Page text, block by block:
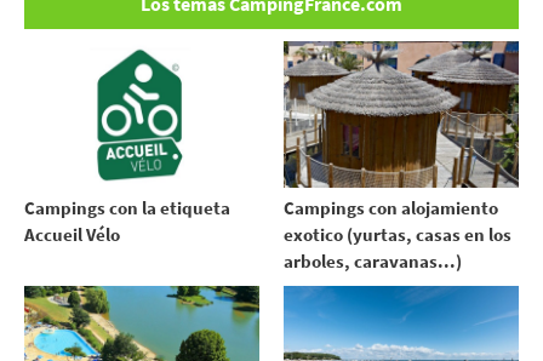
Campings con la etiqueta
Accueil Vélo
Campings con alojamiento
exotico (yurtas, casas en los
arboles, caravanas...)